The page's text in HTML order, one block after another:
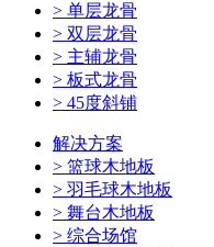
> 单层龙骨
> 双层龙骨
> 主辅龙骨
> 板式龙骨
> 45度斜铺
解决方案
> 篮球木地板
> 羽毛球木地板
> 舞台木地板
> 综合场馆